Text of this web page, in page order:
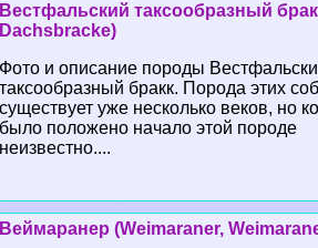
Вестфальский таксообразный
Dachsbracke)
Фото и описание породы
таксообразный бpaкк. Порода этих
существует уже несколько веков, но
было положено начало этой породе
неизвестно....
Веймаранер (Weimaraner,